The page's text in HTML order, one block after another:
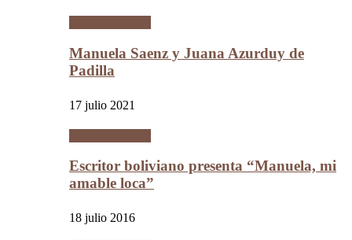
Manuela Saenz y Juana Azurduy de
Padilla
17 julio 2021
Escritor boliviano presenta “Manuela, mi
amable loca”
18 julio 2016